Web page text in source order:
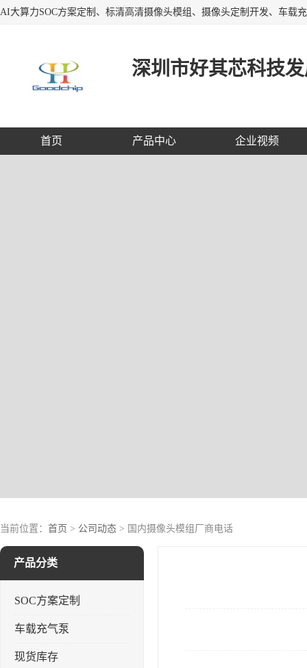
深圳市好其芯科技
首页 产品中心 企业视频
当前位置： 首页 > 公司动态 > 国内摄像头模组厂商电话
产品分类
SOC方案定制
车载充气泵
现货库存